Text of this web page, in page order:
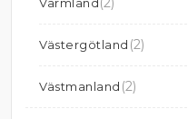
Västergötland (2)
Västmanland (2)